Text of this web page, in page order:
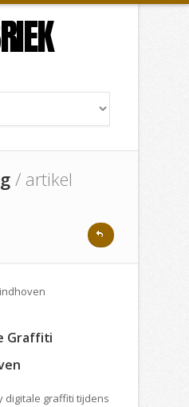
/ artikel
Graffiti
digitale graffiti tijdens